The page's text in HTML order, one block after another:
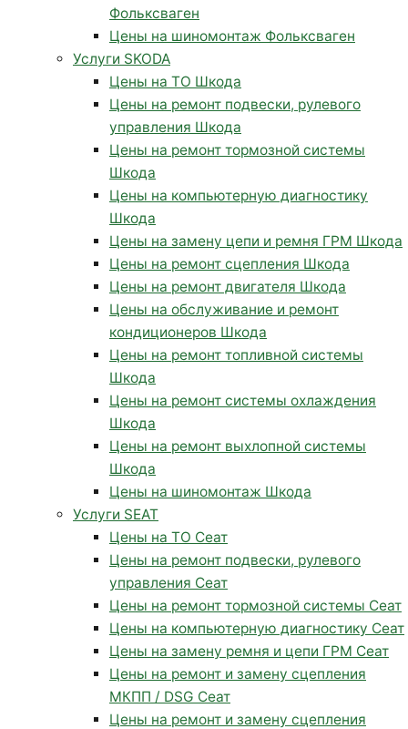
Фольксваген
Цены на шиномонтаж Фольксваген
Услуги SKODA
Цены на ТО Шкода
Цены на ремонт подвески, рулевого
управления Шкода
Цены на ремонт тормозной системы
Шкода
Цены на компьютерную диагностику
Шкода
Цены на замену цепи и ремня ГРМ Шкода
Цены на ремонт сцепления Шкода
Цены на ремонт двигателя Шкода
Цены на обслуживание и ремонт
кондиционеров Шкода
Цены на ремонт топливной системы
Шкода
Цены на ремонт системы охлаждения
Шкода
Цены на ремонт выхлопной системы
Шкода
Цены на шиномонтаж Шкода
Услуги SEAT
Цены на ТО Сеат
Цены на ремонт подвески, рулевого
управления Сеат
Цены на ремонт тормозной системы Сеат
Цены на компьютерную диагностику Сеат
Цены на замену ремня и цепи ГРМ Сеат
Цены на ремонт и замену сцепления
МКПП / DSG Сеат
Цены на ремонт и замену сцепления